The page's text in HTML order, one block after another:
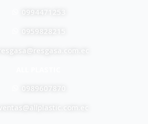
0994471253
0959828215
resgasa@resgasa.com.ec
0989607870
ventas@allplastic.com.ec